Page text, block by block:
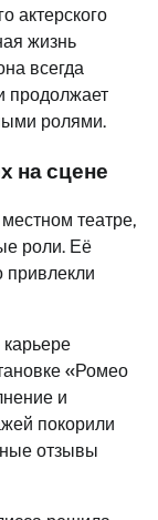
актерского
жизнь
всегда
продолжает
ролями.
на сцене
театре,
роли. Её
привлекли
«Ромео
и
покорили
отзывы